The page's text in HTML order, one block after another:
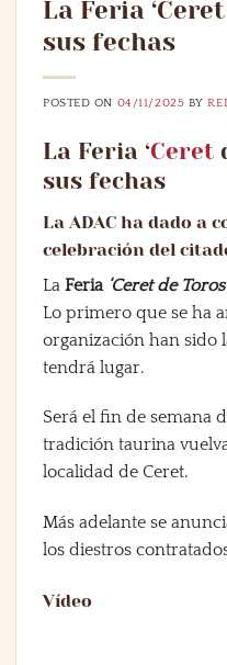
La Feria
sus fechas
POSTED ON 04/11/2025 BY
La Feria ‘Ceret
sus fechas
La ADAC ha dado a
celebración del
La Feria‘Ceret de Toros’
Lo primero que se ha
organización han sido
tendrá lugar.
Será el fin de semana
tradición taurina
localidad de Ceret.
Más adelante se
los diestros
Vídeo